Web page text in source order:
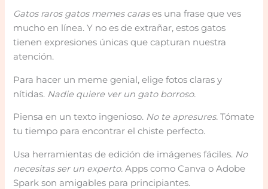
Gatos raros gatos memes carases una frase que ves
mucho en línea. Y no es de extrañar, estos gatos
tienen expresiones únicas que capturan nuestra
atención.
Para hacer un meme genial, elige fotos claras y
nítidas. Nadie quiere ver un gato borroso.
Piensa en un texto ingenioso. No te apresures. Tómate
tu tiempo para encontrar el chiste perfecto.
Usa herramientas de edición de imágenes fáciles. No
necesitas ser un experto. Apps como Canva o Adobe
Spark son amigables para principiantes.